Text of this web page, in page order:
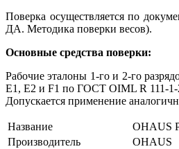
Поверка осуществляется по
ДА. Методика поверки весов).
Основные средства поверки:
Рабочие эталоны 1-го и 2-го
E1, E2 и F1 по ГОСТ OIML R 111-1-
Допускается применение
Название
OHAUS
Производитель
OHAUS